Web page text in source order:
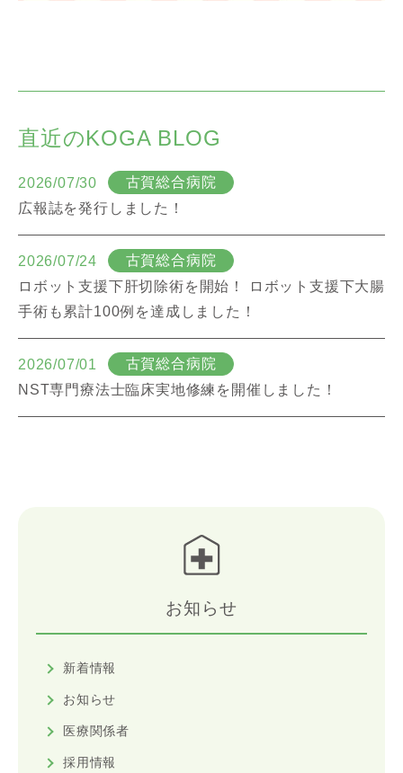
お知らせ
新着情報
お知らせ
医療関係者
採用情報
直近のKOGA BLOG
2026/07/30
古賀総合病院
広報誌を発行しました！
2026/07/24
古賀総合病院
ロボット支援下肝切除術を開始！ ロボット支援下大腸
手術も累計100例を達成しました！
2026/07/01
古賀総合病院
NST専門療法士臨床実地修練を開催しました！